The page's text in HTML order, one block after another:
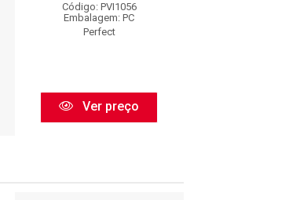
Código: PVI1056
Embalagem: PC
Perfect
Ver preço